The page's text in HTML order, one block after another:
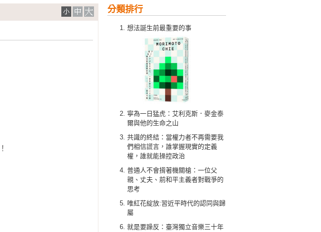
分類排行
想法誕生前最重要的事
寧為一日猛虎：艾利克斯．麥金泰
爾與他的生命之山
共識的終結：當權力者不再需要我
們相信謊言，誰掌握現實的定義
權，誰就能操控政治
普通人不會揹著機關槍：一位父
親、丈夫、前和平主義者對戰爭的
思考
唯紅花綻放:習近平時代的認同與歸
屬
就是要躁反：臺灣獨立音樂三十年